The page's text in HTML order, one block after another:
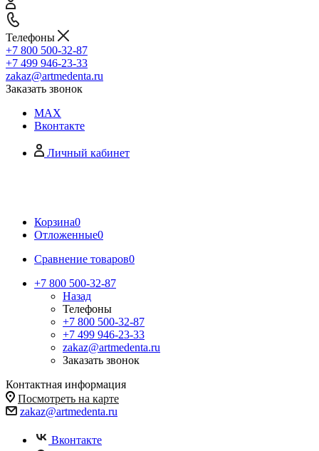
Телефоны
+7 800 500-32-87
+7 499 946-23-33
zakaz@artmedenta.ru
Заказать звонок
MAX
Вконтакте
Личный кабинет
Корзина0
Отложенные0
Сравнение товаров0
+7 800 500-32-87
Назад
Телефоны
+7 800 500-32-87
+7 499 946-23-33
zakaz@artmedenta.ru
Заказать звонок
Контактная информация
Посмотреть на карте
zakaz@artmedenta.ru
Вконтакте